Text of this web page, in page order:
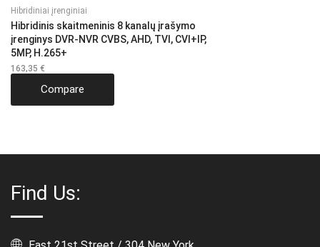
Hibridiniai įrenginiai
Hibridinis skaitmeninis 8 kanalų įrašymo
įrenginys DVR-NVR CVBS, AHD, TVI, CVI+IP,
5MP, H.265+
163,35 €
Compare
Find Us: